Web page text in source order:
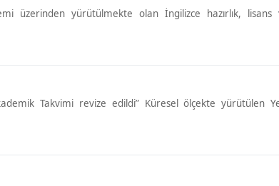
üzerinden yürütülmekte olan İngilizce hazırlık, lisans
Takvimi revize edildi” Küresel ölçekte yürütülen